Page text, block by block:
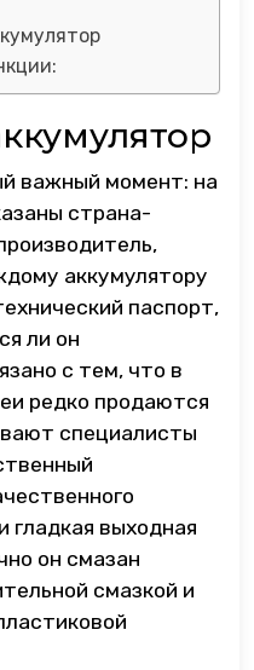
важный момент: на
страна-
аккумулятору
паспорт,
ли он
с тем, что в
редко продаются
специалисты
гладкая выходная
он смазан
смазкой и